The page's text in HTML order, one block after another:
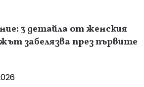
3 детайла от женския
забелязва през първите